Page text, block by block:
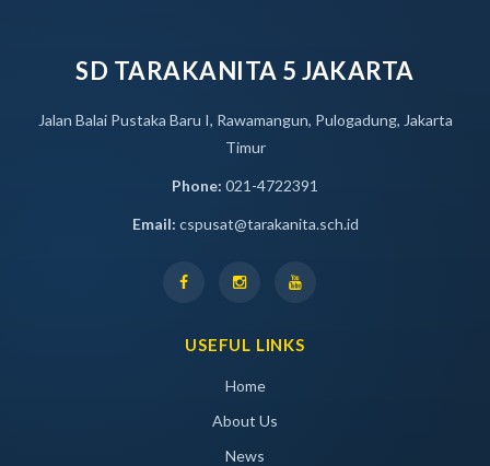
SD TARAKANITA 5 JAKARTA
Jalan Balai Pustaka Baru I, Rawamangun, Pulogadung, Jakarta
Timur
Phone: 021-4722391
Email: cspusat@tarakanita.sch.id
USEFUL LINKS
Home
About Us
News